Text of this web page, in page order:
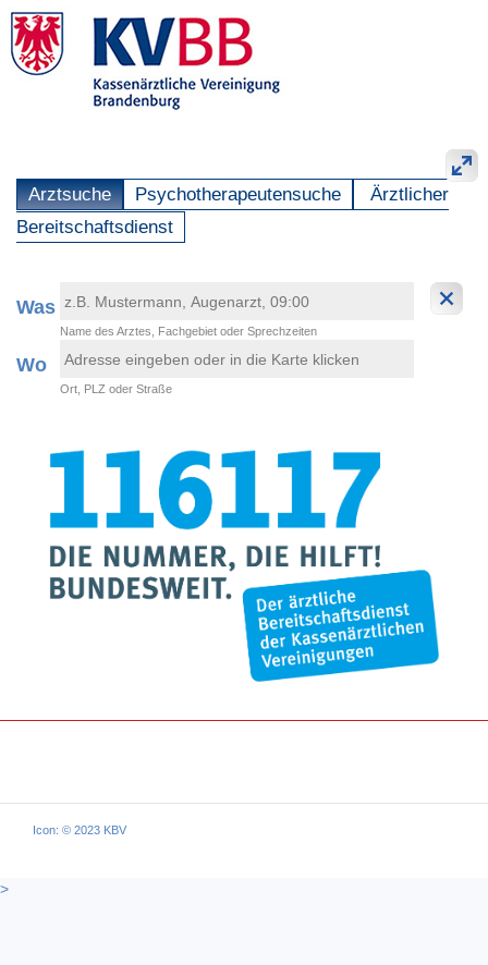
Arztsuche Psychotherapeutensuche
Ärztlicher
Bereitschaftsdienst
Was
Name des Arztes, Fachgebiet oder Sprechzeiten
Wo
Ort, PLZ oder Straße
Icon: © 2023 KBV
>